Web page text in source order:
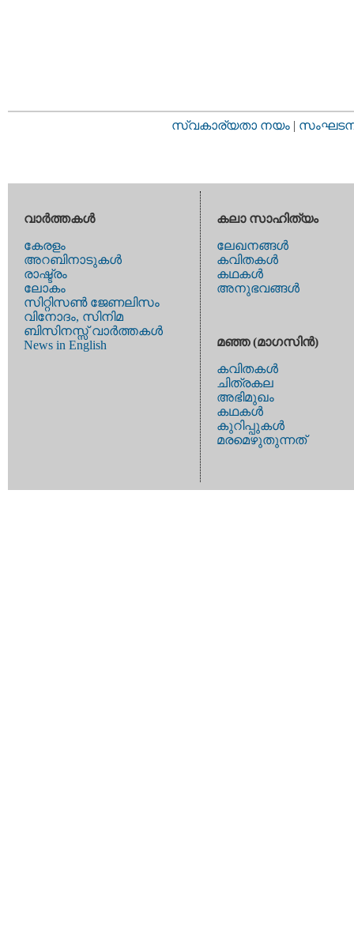
സ്വകാര്യതാ നയം |
വാര്‍ത്തകള്‍
കേരളം
അറബിനാടുകള്‍
രാഷ്ട്രം
ലോകം
സിറ്റിസണ്‍ ജേണലിസം
വിനോദം, സിനിമ
ബിസിനസ്സ് വാര്‍ത്തകള്‍
News in English
കലാ സാഹിത്യം
ലേഖനങ്ങള്‍
കവിതകള്‍
കഥകള്‍
അനുഭവങ്ങള്‍
മഞ്ഞ (മാഗസിന്‍)
കവിതകള്‍
ചിത്രകല
അഭിമുഖം
കഥകള്‍
കുറിപ്പുകള്‍
മരമെഴുതുന്നത്